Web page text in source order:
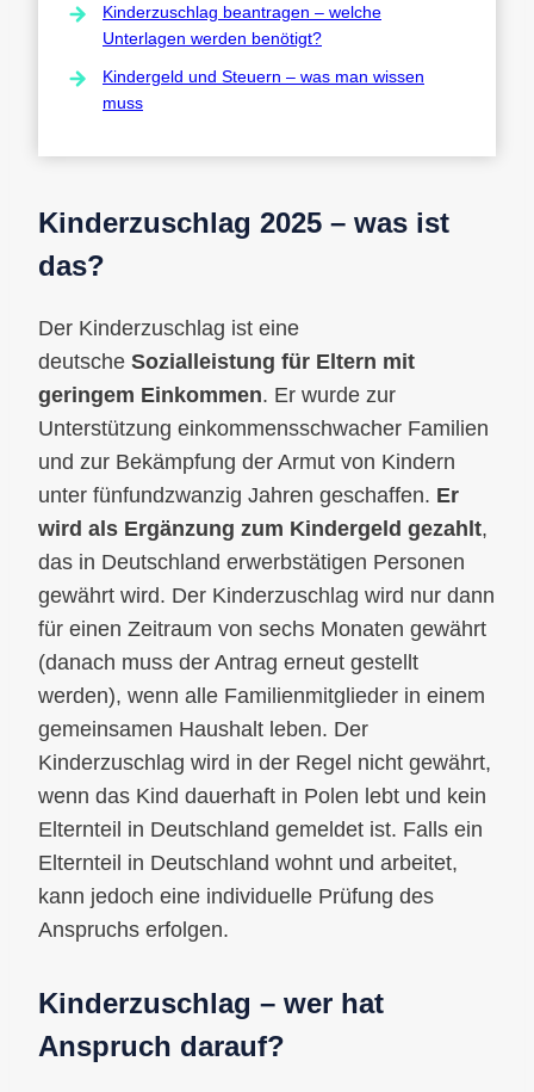
Kinderzuschlag beantragen – welche
Unterlagen werden benötigt?
Kindergeld und Steuern – was man wissen
muss
Kinderzuschlag 2025 – was ist
das?
Der Kinderzuschlag ist eine
deutsche Sozialleistung für Eltern mit
geringem Einkommen. Er wurde zur
Unterstützung einkommensschwacher Familien
und zur Bekämpfung der Armut von Kindern
unter fünfundzwanzig Jahren geschaffen. Er
wird als Ergänzung zum Kindergeld gezahlt,
das in Deutschland erwerbstätigen Personen
gewährt wird. Der Kinderzuschlag wird nur dann
für einen Zeitraum von sechs Monaten gewährt
(danach muss der Antrag erneut gestellt
werden), wenn alle Familienmitglieder in einem
gemeinsamen Haushalt leben. Der
Kinderzuschlag wird in der Regel nicht gewährt,
wenn das Kind dauerhaft in Polen lebt und kein
Elternteil in Deutschland gemeldet ist. Falls ein
Elternteil in Deutschland wohnt und arbeitet,
kann jedoch eine individuelle Prüfung des
Anspruchs erfolgen.
Kinderzuschlag – wer hat
Anspruch darauf?